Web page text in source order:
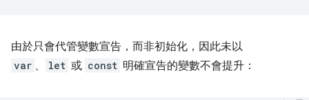
由於只會代管變數宣告，而非初始化，因此未以
var 、 let 或 const 明確宣告的變數不會提升：